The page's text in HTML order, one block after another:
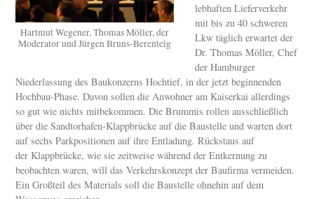
Hartmut Wegener, Thomas Möller, der
Moderator und Jürgen Bruns-Berentelg
lebhaften Lieferverkehr
mit bis zu 40 schweren
Lkw täglich erwartet der
Dr. Thomas Möller, Chef
der Hamburger
Niederlassung des Baukonzerns Hochtief, in der jetzt beginnenden
Hochbau-Phase. Davon sollen die Anwohner am Kaiserkai allerdings
so gut wie nichts mitbekommen. Die Brummis rollen ausschließlich
über die Sandtorhafen-Klappbrücke auf die Baustelle und warten dort
auf sechs Parkpositionen auf ihre Entladung. Rückstaus auf
der Klappbrücke, wie sie zeitweise während der Entkernung zu
beobachten waren, will das Verkehrskonzept der Baufirma vermeiden.
Ein Großteil des Materials soll die Baustelle ohnehin auf dem